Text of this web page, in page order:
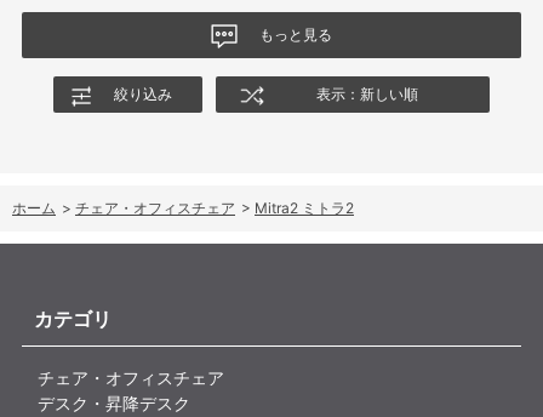
もっと見る
絞り込み 表示：新しい順
ホーム > チェア・オフィスチェア > Mitra2 ミトラ2
カテゴリ
チェア・オフィスチェア
デスク・昇降デスク